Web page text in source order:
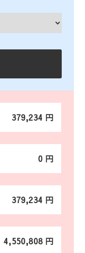
379,234 円
0 円
379,234 円
4,550,808 円